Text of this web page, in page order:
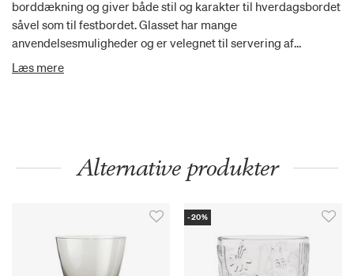
borddækning og giver både stil og karakter til hverdagsbordet
såvel som til festbordet. Glasset har mange
anvendelsesmuligheder og er velegnet til servering af
eksempelvis vand, juice, saft, smoothies, drinks eller som et
Læs mere
Alternative produkter
-20%